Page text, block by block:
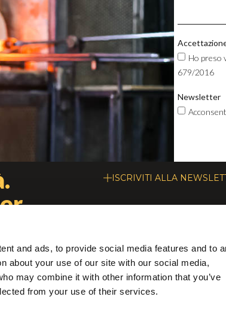
and ads, to provide social media features and to
about your use of our site with our social media,
may combine it with other information that you’ve
from your use of their services.
Ho preso
679/2016
Newsletter
ISCRIVITI ALLA
METODO
DOWNLOAD
COLOR CHART
PRODOTTI CUSTOM